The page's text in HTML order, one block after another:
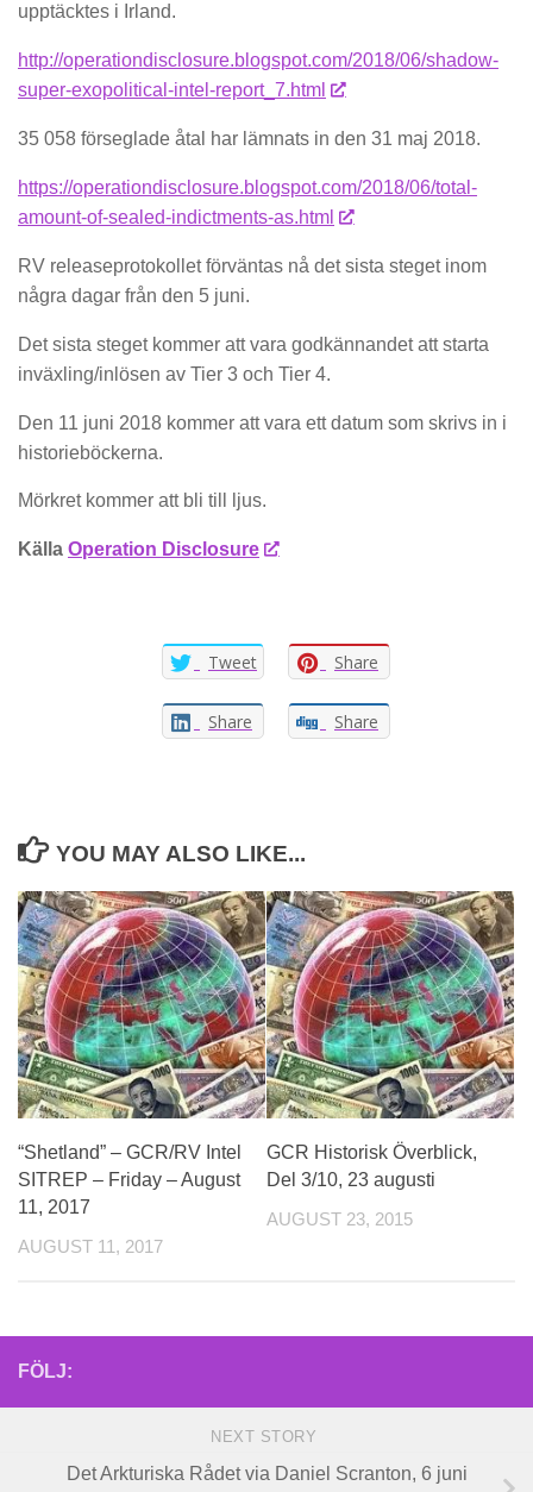
upptäcktes i Irland.
http://operationdisclosure.blogspot.com/2018/06/shadow-
super-exopolitical-intel-report_7.html
35 058 förseglade åtal har lämnats in den 31 maj 2018.
https://operationdisclosure.blogspot.com/2018/06/total-
amount-of-sealed-indictments-as.html
RV releaseprotokollet förväntas nå det sista steget inom
några dagar från den 5 juni.
Det sista steget kommer att vara godkännandet att starta
inväxling/inlösen av Tier 3 och Tier 4.
Den 11 juni 2018 kommer att vara ett datum som skrivs in i
historieböckerna.
Mörkret kommer att bli till ljus.
Källa Operation Disclosure
Tweet Share
Share Share
YOU MAY ALSO LIKE...
“Shetland” – GCR/RV Intel
SITREP – Friday – August
11, 2017
AUGUST 11, 2017
GCR Historisk Överblick,
Del 3/10, 23 augusti
AUGUST 23, 2015
FÖLJ:
NEXT STORY
Det Arkturiska Rådet via Daniel Scranton, 6 juni